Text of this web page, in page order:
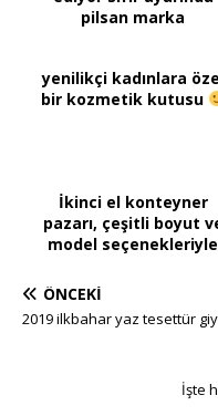
pilsan marka
yenilikçi kadınlara
bir kozmetik kutusu
İkinci el konteyner
pazarı, çeşitli boyut
model seçenekleriyle
ÖNCEKI
2019 ilkbahar yaz tesettür
İşte